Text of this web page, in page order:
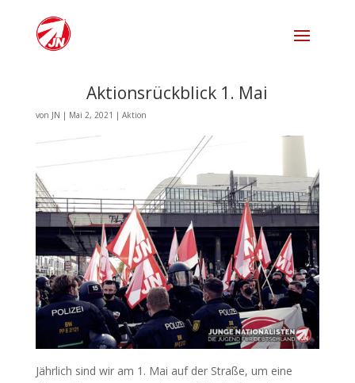
Aktionsrückblick 1. Mai
von JN | Mai 2, 2021 | Aktion
Jährlich sind wir am 1. Mai auf der Straße, um eine